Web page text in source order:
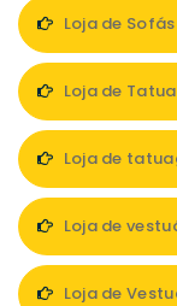
Loja de Sofás
Loja de
Loja de
Loja de
Loja de